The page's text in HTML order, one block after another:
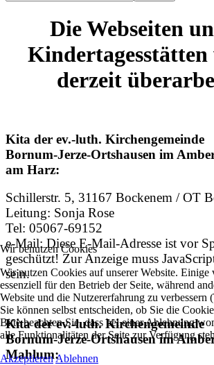
Die Webseiten
Kindertagesstätten
derzeit
Kita der ev.-luth. Kirchengemeinde
Bornum-Jerze-Ortshausen im
am Harz:
Schillerstr. 5, 31167 Bockenem / OT
Leitung: Sonja Rose
Tel: 05067-69152
e-Mail: Diese E-Mail-Adresse ist vor
geschützt! Zur Anzeige muss
sein.
Kita der ev.-luth. Kirchengemeinde
Bornum-Jerze-Ortshausen im
Mahlum:
Wir benutzen Cookies
Wir nutzen Cookies auf unserer Website. Einige
essenziell für den Betrieb der Seite, während
Website und die Nutzererfahrung zu verbessern
Sie können selbst entscheiden, ob Sie die
Bitte beachten Sie, dass bei einer Ablehnung
alle Funktionalitäten der Seite zur Verfügung
AkzeptierenAblehnen